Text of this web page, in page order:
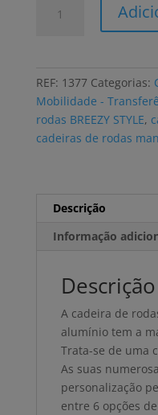
BREEZY
STYLE
alumínio
REF: 1377 Categorias:
Mobilidade -
rodas BREEZY STYLE,
cadeiras de rodas
Descrição
Informação
Descrição
A cadeira de
alumínio tem a
Trata-se de uma
As suas
personalização
entre 6 opções